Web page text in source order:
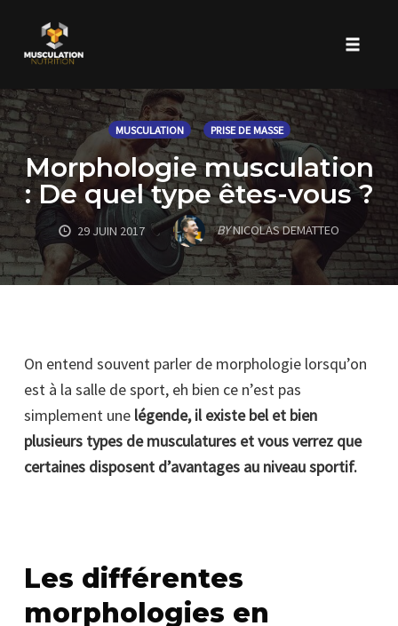
Skip
to
content
MUSCULATION PRISE DE MASSE
Morphologie musculation
: De quel type êtes-vous ?
29 JUIN 2017 BYNICOLAS DEMATTEO
On entend souvent parler de morphologie lorsqu’on
est à la salle de sport, eh bien ce n’est pas
simplement une légende, il existe bel et bien
plusieurs types de musculatures et vous verrez que
certaines disposent d’avantages au niveau sportif.
Les différentes
morphologies en